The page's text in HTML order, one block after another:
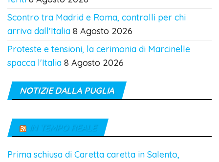
Scontro tra Madrid e Roma, controlli per chi
arriva dall'Italia 8 Agosto 2026
Proteste e tensioni, la cerimonia di Marcinelle
spacca l'Italia 8 Agosto 2026
NOTIZIE DALLA PUGLIA
IN TEMPO REALE
Prima schiusa di Caretta caretta in Salento,